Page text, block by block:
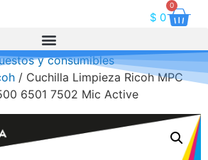
$ 0
0
y consumibles
/ Cuchilla Limpieza Ricoh MPC
6501 7502 Mic Active